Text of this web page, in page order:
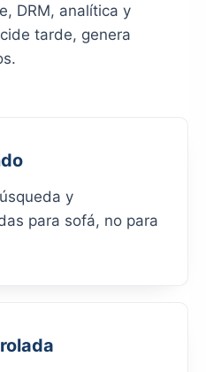
DRM, analítica y
tarde, genera
y
para sofá, no para